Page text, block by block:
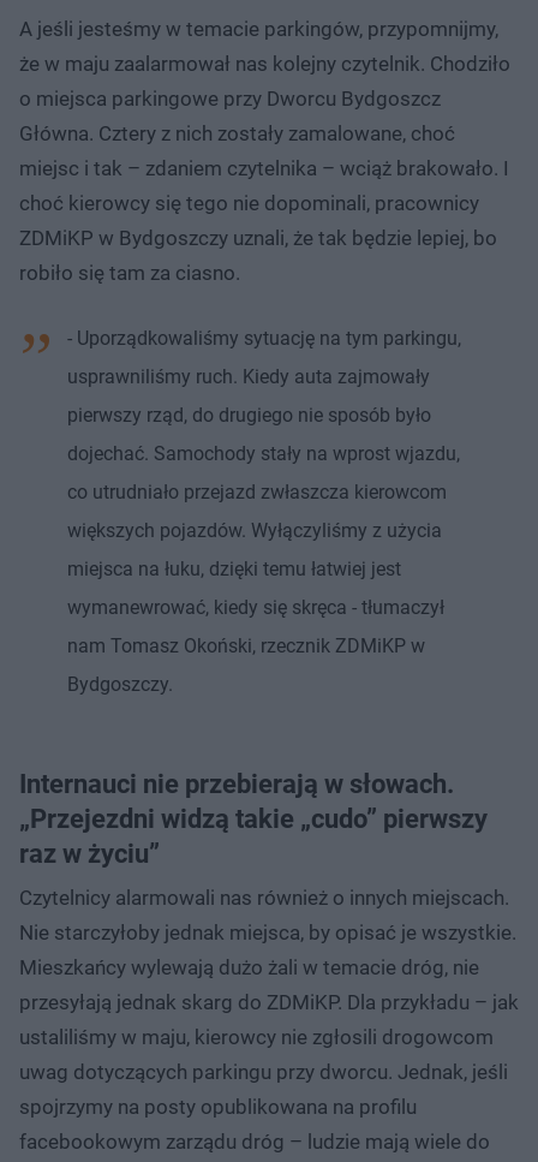
A jeśli jesteśmy w temacie parkingów, przypomnijmy,
że w maju zaalarmował nas kolejny czytelnik. Chodziło
o miejsca parkingowe przy Dworcu Bydgoszcz
Główna. Cztery z nich zostały zamalowane, choć
miejsc i tak – zdaniem czytelnika – wciąż brakowało. I
choć kierowcy się tego nie dopominali, pracownicy
ZDMiKP w Bydgoszczy uznali, że tak będzie lepiej, bo
robiło się tam za ciasno.
- Uporządkowaliśmy sytuację na tym parkingu,
usprawniliśmy ruch. Kiedy auta zajmowały
pierwszy rząd, do drugiego nie sposób było
dojechać. Samochody stały na wprost wjazdu,
co utrudniało przejazd zwłaszcza kierowcom
większych pojazdów. Wyłączyliśmy z użycia
miejsca na łuku, dzięki temu łatwiej jest
wymanewrować, kiedy się skręca - tłumaczył
nam Tomasz Okoński, rzecznik ZDMiKP w
Bydgoszczy.
Internauci nie przebierają w słowach.
„Przejezdni widzą takie „cudo” pierwszy
raz w życiu”
Czytelnicy alarmowali nas również o innych miejscach.
Nie starczyłoby jednak miejsca, by opisać je wszystkie.
Mieszkańcy wylewają dużo żali w temacie dróg, nie
przesyłają jednak skarg do ZDMiKP. Dla przykładu – jak
ustaliliśmy w maju, kierowcy nie zgłosili drogowcom
uwag dotyczących parkingu przy dworcu. Jednak, jeśli
spojrzymy na posty opublikowana na profilu
facebookowym zarządu dróg – ludzie mają wiele do